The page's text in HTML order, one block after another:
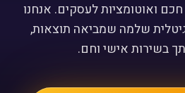
ואוטומציות לעסקים. אנחנו
שלמה שמביאה תוצאות,
בשירות אישי וחם.